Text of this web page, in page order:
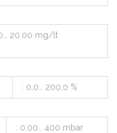
20,00 mg/lt
: 0,0… 200,0 %
: 0,00… 400 mbar